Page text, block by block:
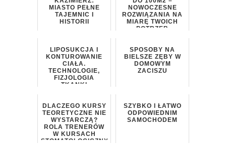
MIASTO PEŁNE
TAJEMNIC I
HISTORII
NOWOCZESNE
ROZWIĄZANIA NA
MIARĘ TWOICH
POTRZEB
LIPOSUKCJA I
KONTUROWANIE
CIAŁA.
TECHNOLOGIE,
FIZJOLOGIA
TKANKI
REKONWALESCENCJ...
SPOSOBY NA
BIELSZE ZĘBY W
DOMOWYM
ZACISZU
DLACZEGO KURSY
TEORETYCZNE NIE
WYSTARCZĄ?
ROLA TRENERÓW
W KURSACH
STOMATOLOGICZNYCH
SZYBKO I ŁATWO
ODPOWIEDNIM
SAMOCHODEM